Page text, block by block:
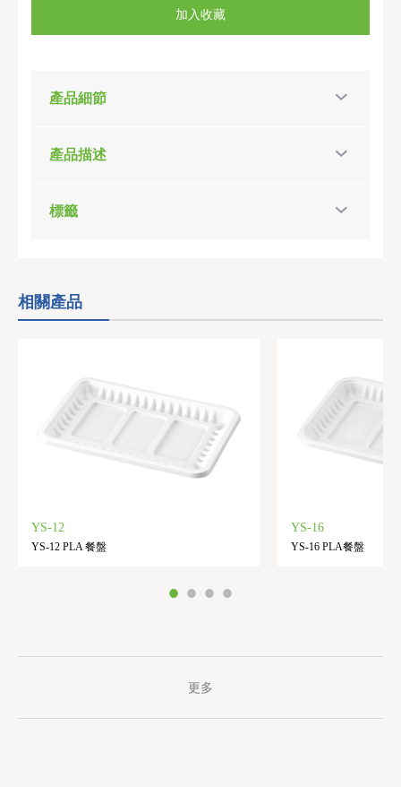
加入收藏
產品細節
產品描述
標籤
相關產品
YS-12
YS-12 PLA 餐盤
YS-16
YS-16 PLA餐盤
更多